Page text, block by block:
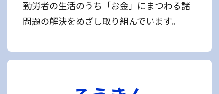
勤労者の生活のうち「お金」にまつわる諸
問題の解決をめざし取り組んでいます。